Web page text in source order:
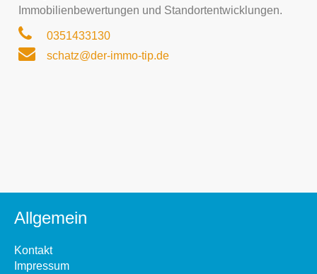
Immobilienbewertungen und Standortentwicklungen.
0351433130
schatz@der-immo-tip.de
Allgemein
Kontakt
Impressum